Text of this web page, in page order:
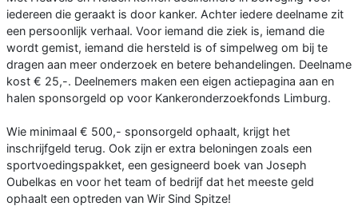
iedereen die geraakt is door kanker. Achter iedere deelname zit
een persoonlijk verhaal. Voor iemand die ziek is, iemand die
wordt gemist, iemand die hersteld is of simpelweg om bij te
dragen aan meer onderzoek en betere behandelingen. Deelname
kost € 25,-. Deelnemers maken een eigen actiepagina aan en
halen sponsorgeld op voor Kankeronderzoekfonds Limburg.
Wie minimaal € 500,- sponsorgeld ophaalt, krijgt het
inschrijfgeld terug. Ook zijn er extra beloningen zoals een
sportvoedingspakket, een gesigneerd boek van Joseph
Oubelkas en voor het team of bedrijf dat het meeste geld
ophaalt een optreden van Wir Sind Spitze!